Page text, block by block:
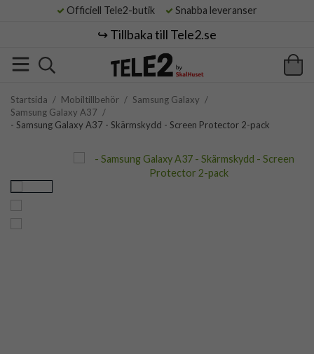
Officiell Tele2-butik Snabba leveranser
↪️ Tillbaka till Tele2.se
Startsida / Mobiltillbehör / Samsung Galaxy /
Samsung Galaxy A37 /
- Samsung Galaxy A37 - Skärmskydd - Screen Protector 2-pack